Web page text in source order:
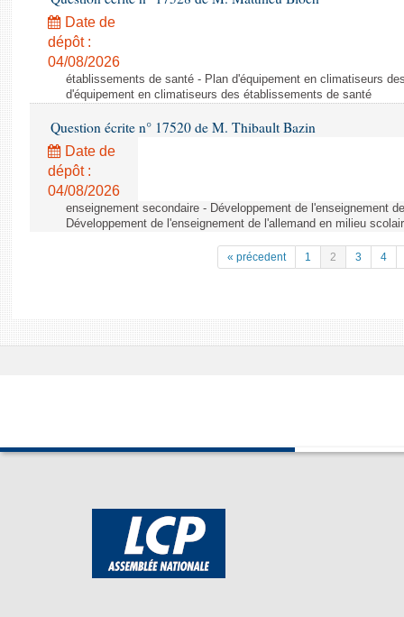
Date de
dépôt :
04/08/2026
établissements de santé - Plan d'équipement en climatiseurs
d'équipement en climatiseurs des établissements de santé
Question écrite n° 17520 de M. Thibault Bazin
Date de
dépôt :
04/08/2026
enseignement secondaire - Développement de l'enseignement
Développement de l'enseignement de l'allemand en milieu
« précedent 1 2 3 4